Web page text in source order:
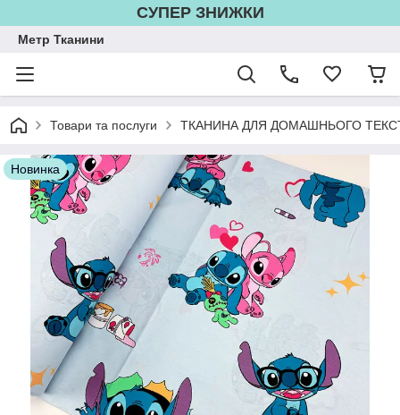
СУПЕР ЗНИЖКИ
Метр Тканини
Товари та послуги ТКАНИНА ДЛЯ ДОМАШНЬОГО
Новинка